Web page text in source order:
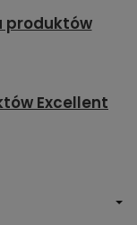
produktów
Excellent